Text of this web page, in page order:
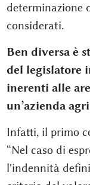
determinazione
considerati.
Ben diversa è
del legislatore
inerenti alle
un’azienda
Infatti, il primo
“Nel caso di
l'indennità